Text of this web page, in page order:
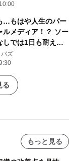
直接会って／友
「同窓会・作戦会
ーザーも
…もはや人生のパー
ルメディア！？ ソー
しでは1日も耐えら
！ 半数以上が毎日
ている結果に
査 第1回 『あな
ャルメディアの重
ズ
る
もっと見る